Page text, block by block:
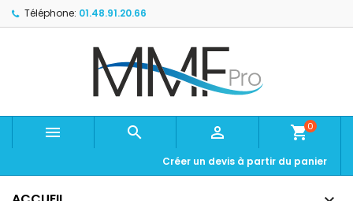
Téléphone: 01.48.91.20.66
   shopping_cart0
Créer un devis à partir du panier